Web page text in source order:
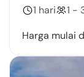
1 hari
1 -
Harga mulai